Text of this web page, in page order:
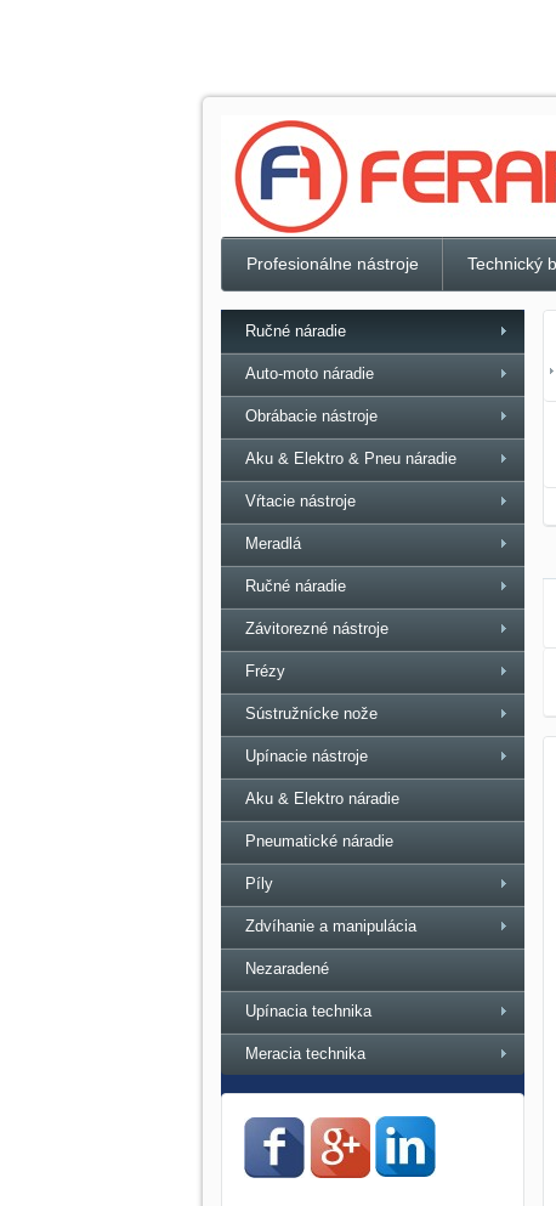
Profesionálne nástroje Technický
Ručné náradie
Auto-moto náradie
Obrábacie nástroje
Aku & Elektro & Pneu náradie
Vŕtacie nástroje
Meradlá
Ručné náradie
Závitorezné nástroje
Frézy
Sústružnícke nože
Upínacie nástroje
Aku & Elektro náradie
Pneumatické náradie
Píly
Zdvíhanie a manipulácia
Nezaradené
Upínacia technika
Meracia technika